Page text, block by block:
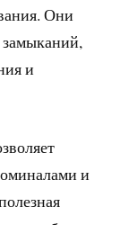
Они
и
и